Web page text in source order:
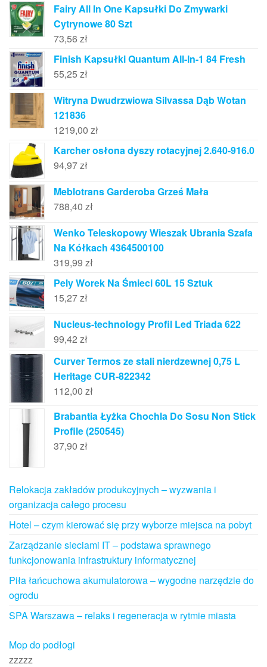
Fairy All In One Kapsułki Do Zmywarki
Cytrynowe 80 Szt
73,56 zł
Finish Kapsułki Quantum All-In-1 84 Fresh
55,25 zł
Witryna Dwudrzwiowa Silvassa Dąb Wotan
121836
1219,00 zł
Karcher osłona dyszy rotacyjnej 2.640-916.0
94,97zł
Meblotrans Garderoba Grześ Mała
788,40 zł
Wenko Teleskopowy Wieszak Ubrania Szafa
Na Kółkach 4364500100
319,99 zł
Pely Worek Na Śmieci 60L 15 Sztuk
15,27zł
Nucleus-technology Profil Led Triada 622
99,42 zł
Curver Termos ze stali nierdzewnej 0,75 L
Heritage CUR-822342
112,00 zł
Brabantia Łyżka Chochla Do Sosu Non Stick
Profile (250545)
37,90 zł
Relokacja zakładów produkcyjnych – wyzwania i
organizacja całego procesu
Hotel – czym kierować się przy wyborze miejsca na pobyt
Zarządzanie sieciami IT – podstawa sprawnego
funkcjonowania infrastruktury informatycznej
Piła łańcuchowa akumulatorowa – wygodne narzędzie do
ogrodu
SPA Warszawa – relaks i regeneracja w rytmie miasta
Mop do podłogi
zzzzz